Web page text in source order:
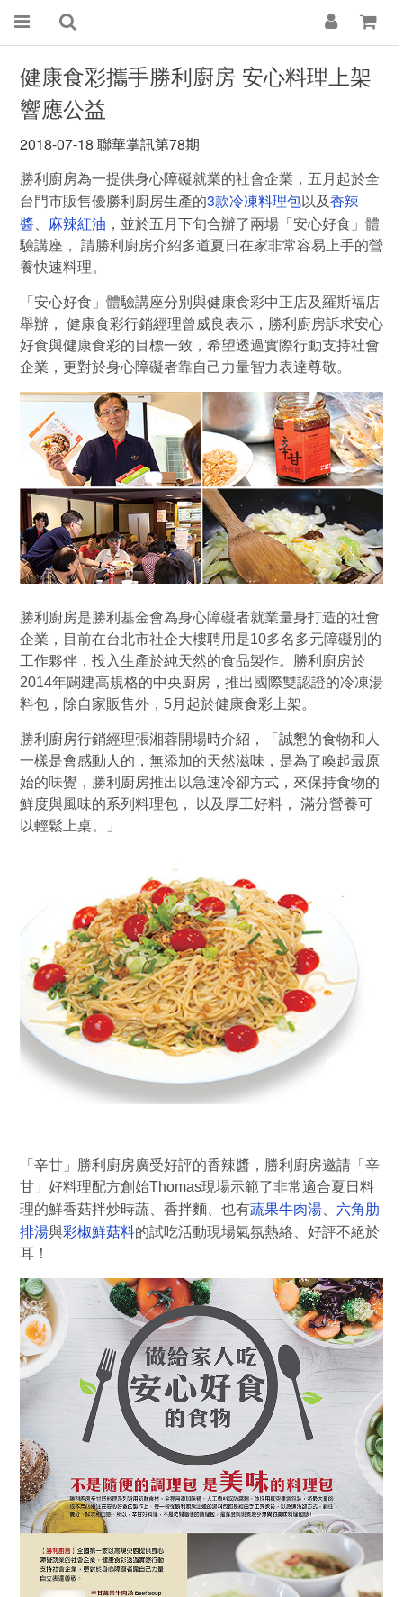
健康食彩攜手勝利廚房 安心料理上架
響應公益
2018-07-18 聯華掌訊第78期
勝利廚房為一提供身心障礙就業的社會企業，五月起於全
台門市販售優勝利廚房生產的3款冷凍料理包以及香辣
醬
麻辣紅油 ，並於五月下旬合辦了兩場「安心好食」體
驗講座， 請勝利廚房介紹多道夏日在家非常容易上手的營
養快速料理。
「安心好食」體驗講座分別與健康食彩中正店及羅斯福店
舉辦， 健康食彩行銷經理曾威良表示，勝利廚房訴求安心
好食與健康食彩的目標一致，希望透過實際行動支持社會
企業，更對於身心障礙者靠自己力量智力表達尊敬。
勝利廚房是勝利基金會為身心障礙者就業量身打造的社會
企業，目前在台北市社企大樓聘用是10多名多元障礙別的
工作夥伴，投入生產於純天然的食品製作。勝利廚房於
2014年闢建高規格的中央廚房，推出國際雙認證的冷凍湯
料包，除自家販售外，5月起於健康食彩上架。
勝利廚房行銷經理張湘蓉開場時介紹，「誠懇的食物和人
一樣是會感動人的，無添加的天然滋味，是為了喚起最原
始的味覺，勝利廚房推出以急速冷卻方式，來保持食物的
鮮度與風味的系列料理包， 以及厚工好料， 滿分營養可
以輕鬆上桌。」
「辛甘」勝利廚房廣受好評的香辣醬，勝利廚房邀請「辛
甘」好料理配方創始Thomas現場示範了非常適合夏日料
理的鮮香菇拌炒時蔬、香拌麵、也有蔬果牛肉湯
六角肋
排湯與彩椒鮮菇料的試吃活動現場氣氛熱絡、好評不絕於
耳！